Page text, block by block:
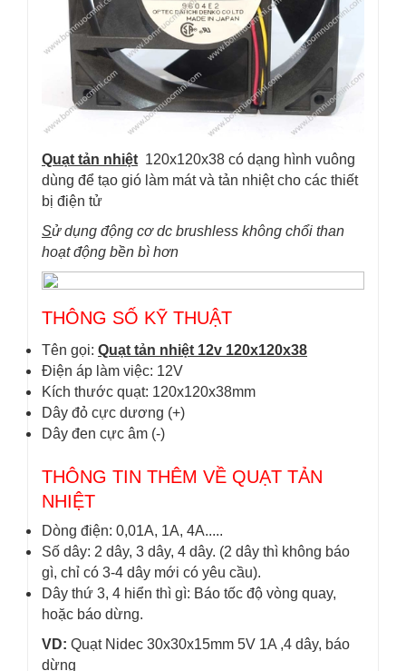
Quạt tản nhiệt 120x120x38 có dạng hình vuông
dùng để tạo gió làm mát và tản nhiệt cho các thiết
bị điện tử
Sử dụng động cơ dc brushless không chổi than
hoạt động bền bì hơn
THÔNG SỐ KỸ THUẬT
Tên gọi: Quạt tản nhiệt 12v 120x120x38
Điện áp làm việc: 12V
Kích thước quạt: 120x120x38mm
Dây đỏ cực dương (+)
Dây đen cực âm (-)
THÔNG TIN THÊM VỀ QUẠT TẢN
NHIỆT
Dòng điện: 0,01A, 1A, 4A.....
Số dây: 2 dây, 3 dây, 4 dây. (2 dây thì không báo
gì, chỉ có 3-4 dây mới có yêu cầu).
Dây thứ 3, 4 hiển thì gì: Báo tốc độ vòng quay,
hoặc báo dừng.
VD: Quạt Nidec 30x30x15mm 5V 1A ,4 dây, báo
dừng